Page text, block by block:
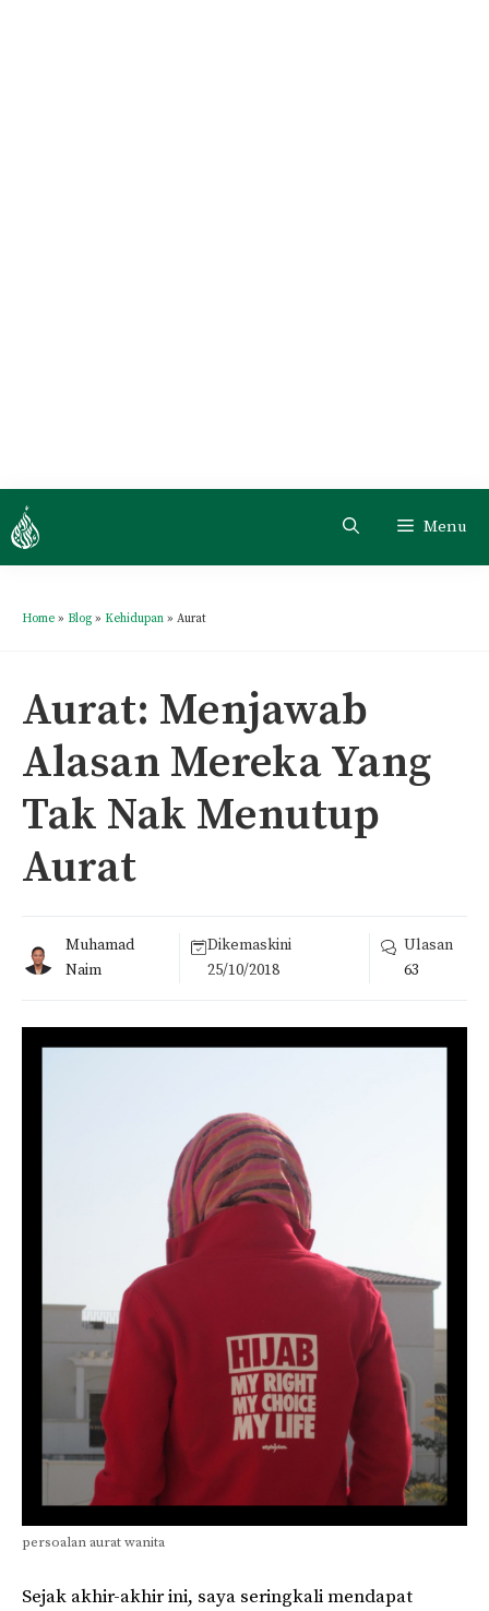
Menu
Home » Blog » Kehidupan » Aurat
Aurat: Menjawab
Alasan Mereka Yang
Tak Nak Menutup
Aurat
Muhamad
Naim
Dikemaskini
25/10/2018
Ulasan
63
persoalan aurat wanita
Sejak akhir-akhir ini, saya seringkali mendapat